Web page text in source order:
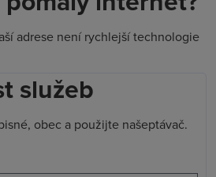
adrese není rychlejší technologie
služeb
obec a použijte našeptávač.